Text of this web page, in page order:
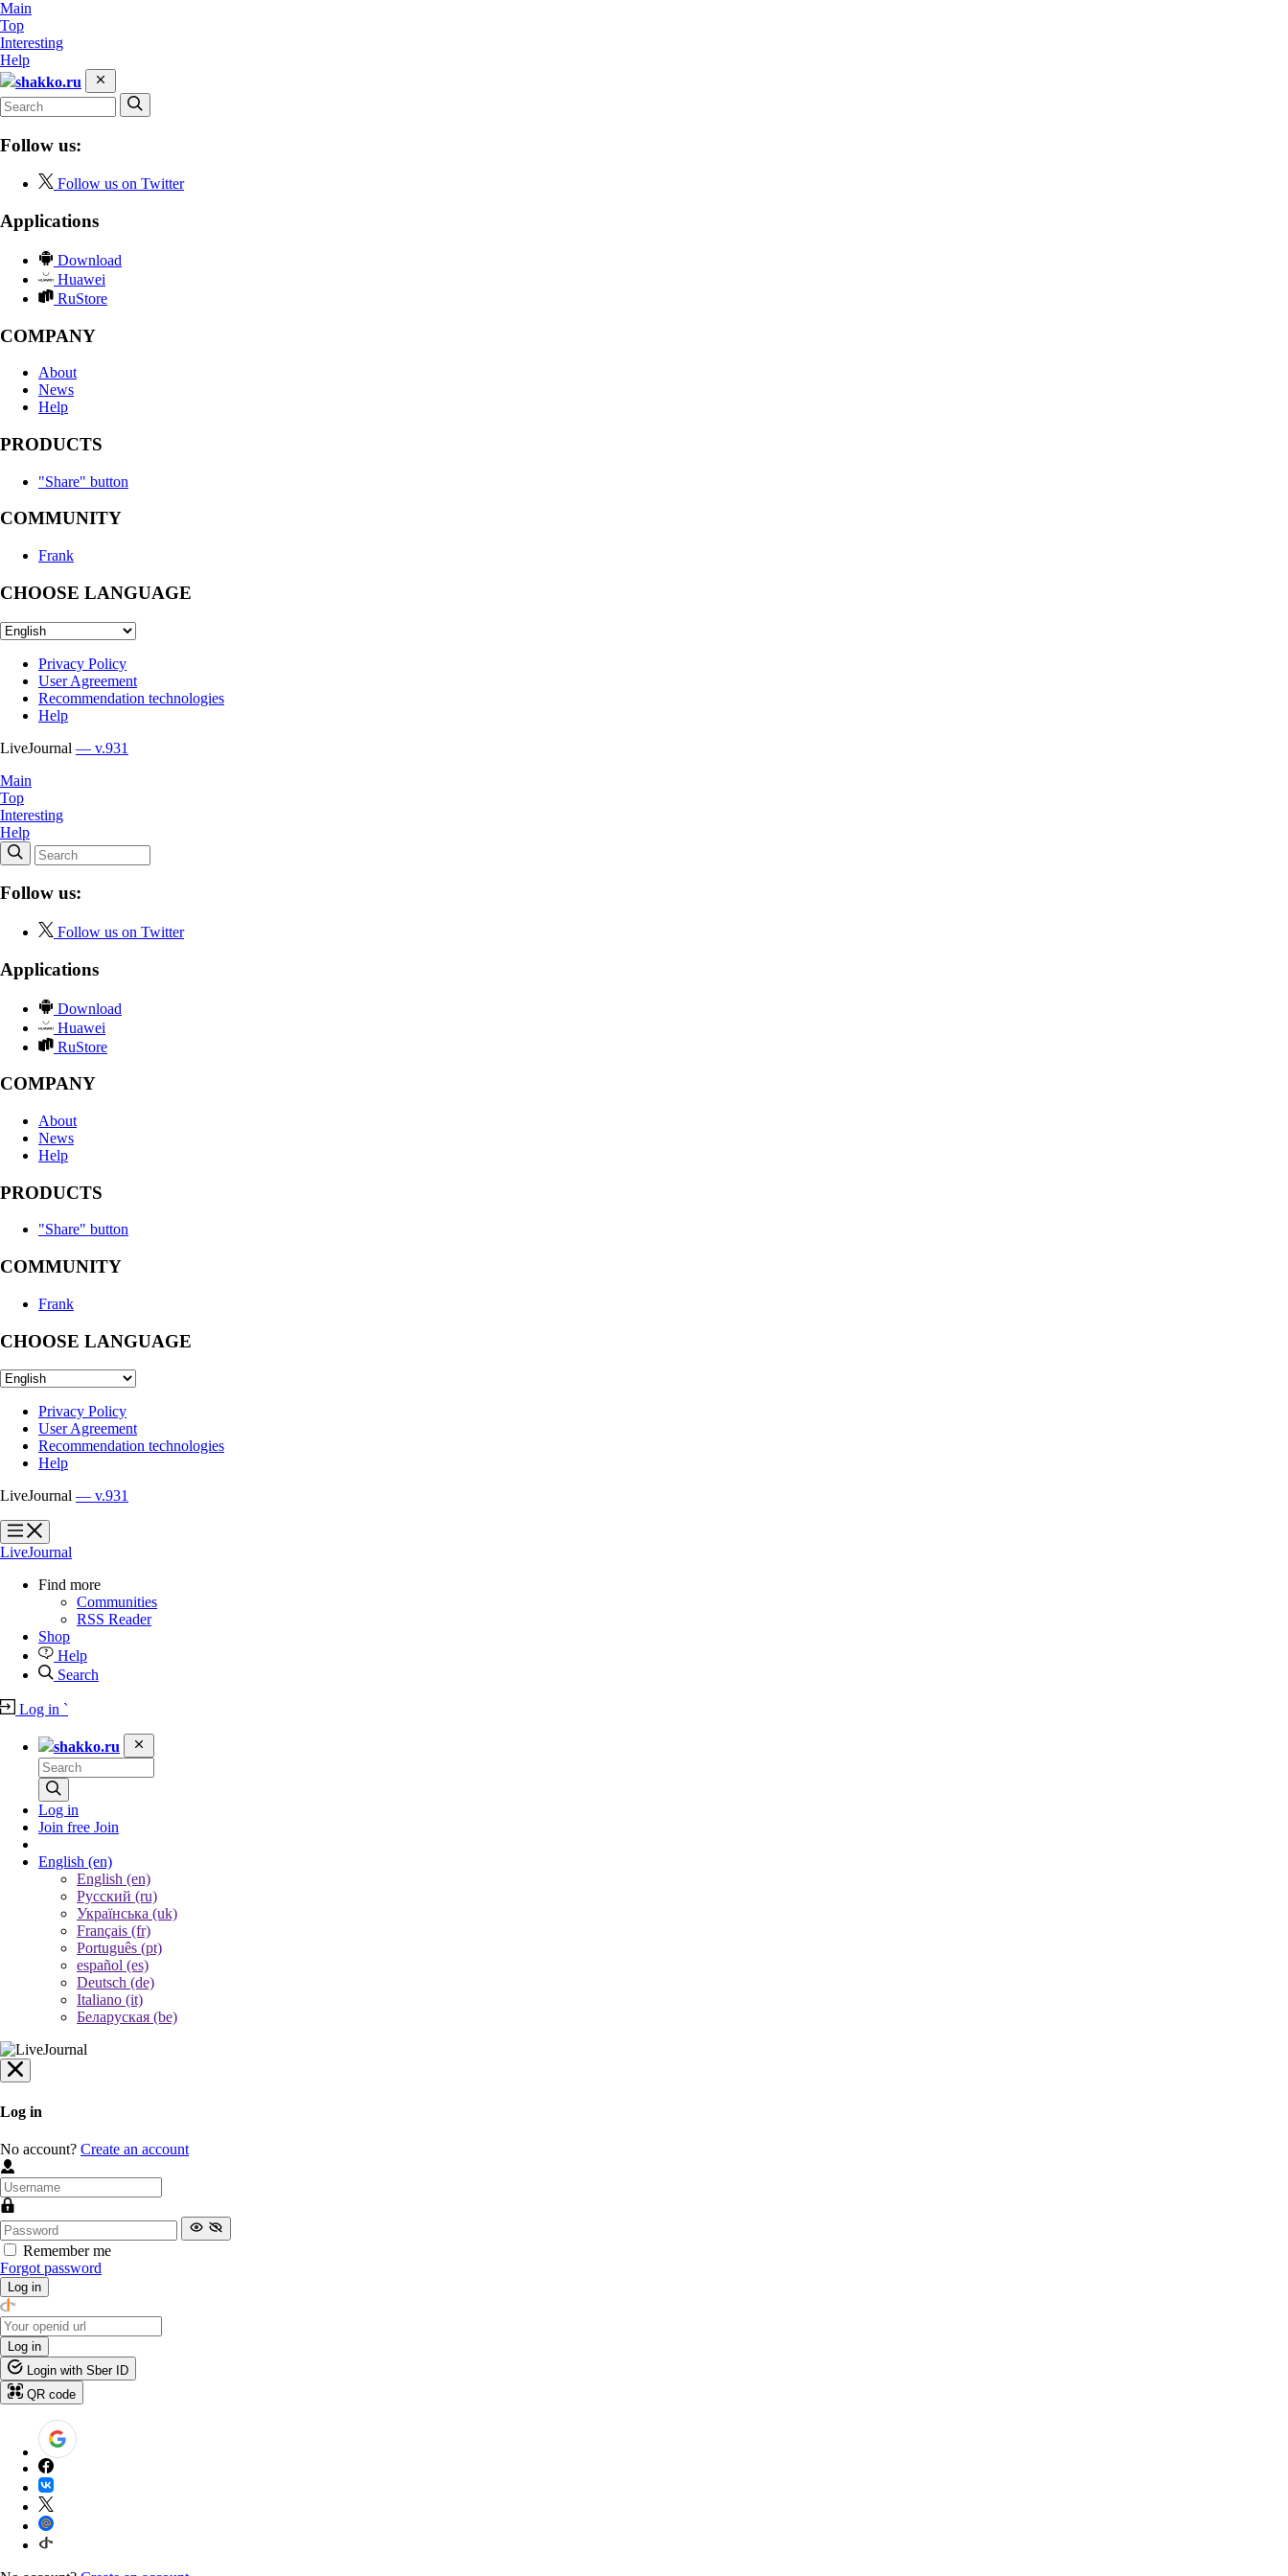
Main
Top
Interesting
Help
shakko.ru
Follow us:
Follow us on Twitter
Applications
Download
Huawei
RuStore
COMPANY
About
News
Help
PRODUCTS
"Share" button
COMMUNITY
Frank
CHOOSE LANGUAGE
Privacy Policy
User Agreement
Recommendation technologies
Help
LiveJournal — v.931
Main
Top
Interesting
Help
Follow us:
Follow us on Twitter
Applications
Download
Huawei
RuStore
COMPANY
About
News
Help
PRODUCTS
"Share" button
COMMUNITY
Frank
CHOOSE LANGUAGE
Privacy Policy
User Agreement
Recommendation technologies
Help
LiveJournal — v.931
?
?
LiveJournal
Find more
Communities
RSS Reader
Shop
Help
Search
Log in `
shakko.ru
Log in
Join free Join
English (en)
English (en)
Русский (ru)
Українська (uk)
Français (fr)
Português (pt)
español (es)
Deutsch (de)
Italiano (it)
Беларуская (be)
Log in
No account? Create an account
Remember me
Forgot password
Log in
Log in
Login with Sber ID
QR code